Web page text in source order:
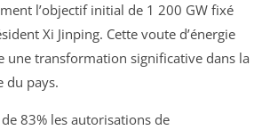
l’objectif initial de 1 200 GW fixé
Xi Jinping. Cette voute d’énergie
une transformation significative dans la
du pays.
83% les autorisations de